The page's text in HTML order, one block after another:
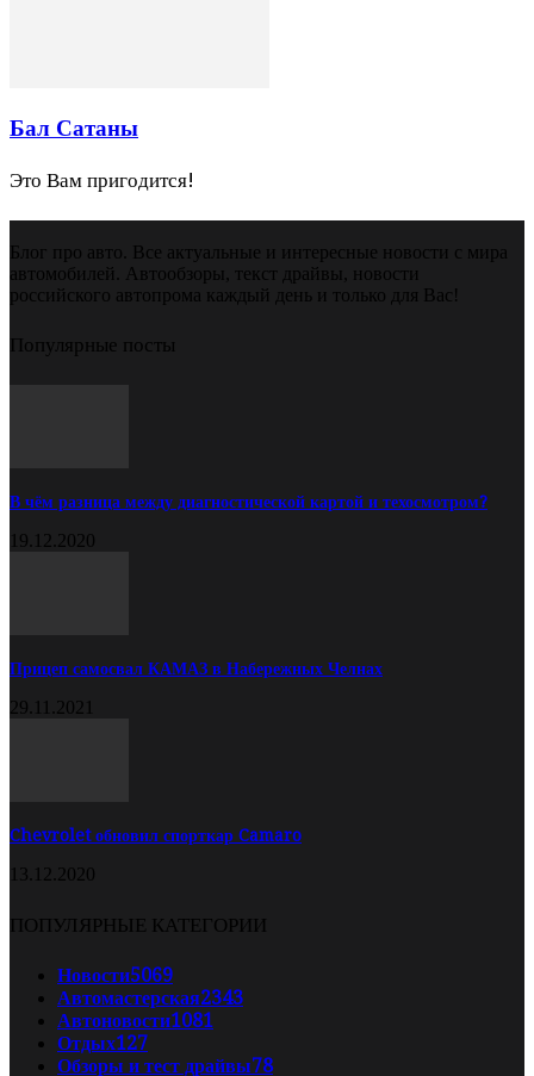
Бал Сатаны
Это Вам пригодится!
Блог про авто. Все актуальные и интересные новости с мира
автомобилей. Автообзоры, текст драйвы, новости
российского автопрома каждый день и только для Вас!
Популярные посты
В чём разница между диагностической картой и техосмотром?
19.12.2020
Прицеп самосвал КАМАЗ в Набережных Челнах
29.11.2021
Chevrolet обновил спорткар Camaro
13.12.2020
ПОПУЛЯРНЫЕ КАТЕГОРИИ
Новости5069
Автомастерская2343
Автоновости1081
Отдых127
Обзоры и тест драйвы78